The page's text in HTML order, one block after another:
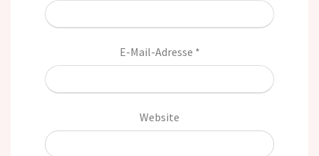
E-Mail-Adresse *
Website